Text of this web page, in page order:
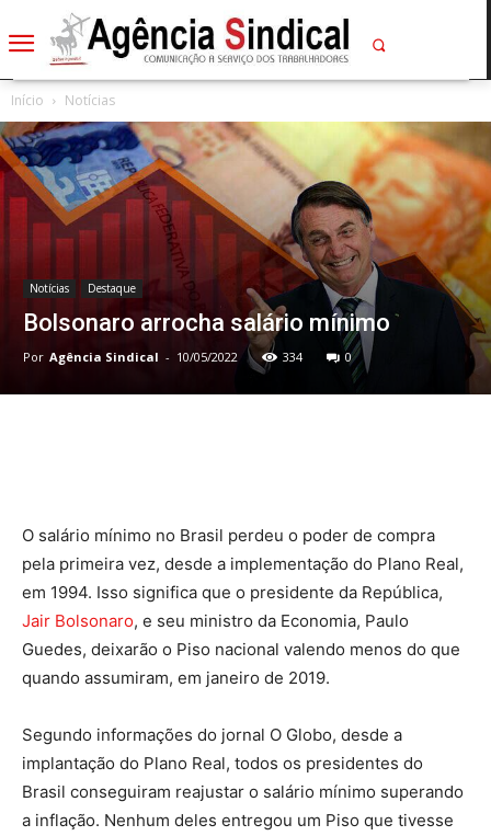
Início Notícias
Notícias Destaque
Bolsonaro arrocha salário mínimo
Por Agência Sindical - 10/05/2022 334 0
O salário mínimo no Brasil perdeu o poder de compra
pela primeira vez, desde a implementação do Plano Real,
em 1994. Isso significa que o presidente da República,
Jair Bolsonaro, e seu ministro da Economia, Paulo
Guedes, deixarão o Piso nacional valendo menos do que
quando assumiram, em janeiro de 2019.
Segundo informações do jornal O Globo, desde a
implantação do Plano Real, todos os presidentes do
Brasil conseguiram reajustar o salário mínimo superando
a inflação. Nenhum deles entregou um Piso que tivesse